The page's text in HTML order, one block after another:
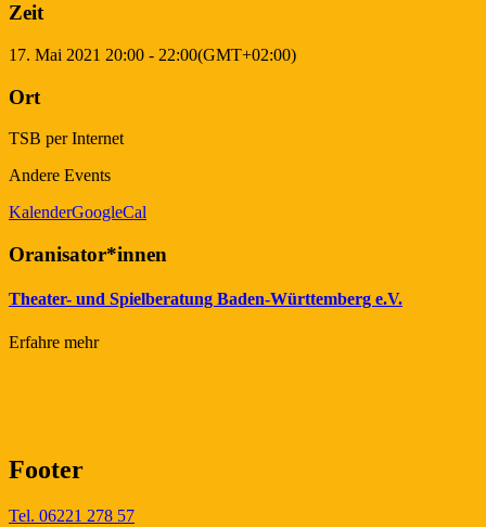
Zeit
17. Mai 2021 20:00 - 22:00(GMT+02:00)
Ort
TSB per Internet
Andere Events
KalenderGoogleCal
Oranisator*innen
Theater- und Spielberatung Baden-Württemberg e.V.
Erfahre mehr
Footer
Tel. 06221 278 57